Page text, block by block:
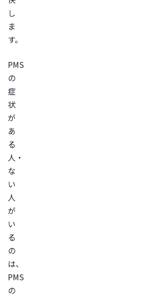
し
ま
す。
PMS
の
症
状
が
あ
る
人・
な
い
人
が
い
る
の
は、
PMS
の